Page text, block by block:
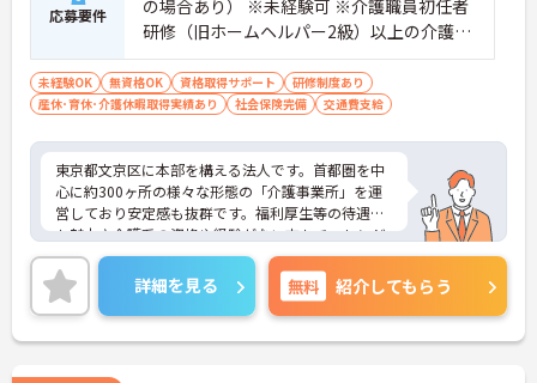
応募要件
の場合あり） ※未経験可 ※介護職員初任者
研修（旧ホームヘルパー2級）以上の介護資
格をお持ちの方優遇
未経験OK 無資格OK 資格取得サポート
研修制度あり
産休･育休･介護休暇取得実績あり
社会保険完備 交通費支給
東京都文京区に本部を構える法人です。首都圏を中
心に約300ヶ所の様々な形態の「介護事業所」を運
営しており安定感も抜群です。福利厚生等の待遇面
も魅力♪介護系の資格や経験がない方もチャレンジ
OK◎資格取得支援もあり働きながらスキルアップも
目指します。ご興味ある方には、面接対策ポイント
など、さらに詳細をお話しいたしますのでお気軽に
ご相談ください！
詳細を見る 無料 紹介してもらう